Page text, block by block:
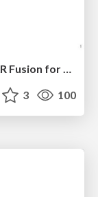
MM-OVSeg: Multimodal Optical–SAR Fusion for Open-Vocabulary Segmentation in Remote Sensing
3 100